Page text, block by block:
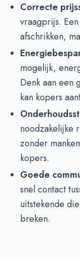
Correcte
vraagprijs.
afschrikken,
mogelijk,
Denk aan een
kan kopers
noodzakelijke
zonder
kopers.
Goede
snel contact
uitstekende
breken.